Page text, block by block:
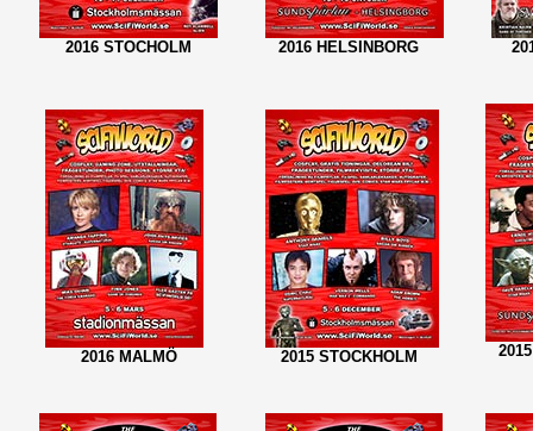
2016 STOCHOLM 2016 HELSINBORG
2016 MALMÖ 2015 STOCKHOLM